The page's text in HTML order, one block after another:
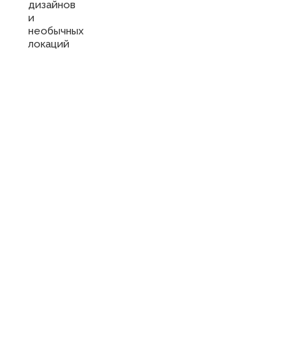
дизайнов
и
необычных
локаций